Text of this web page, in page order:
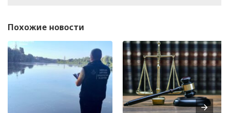
Похожие новости